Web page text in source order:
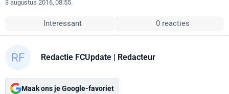
3 augustus 2016, 08:55
Interessant 0 reacties
Redactie FCUpdate | Redacteur
Maak ons je Google-favoriet